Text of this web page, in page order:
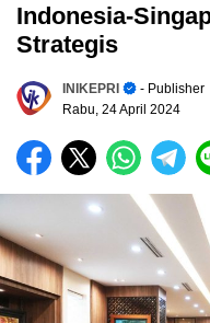
Indonesia-
Strategis
INIKEPRI
- Publisher
Rabu, 24 April 2024